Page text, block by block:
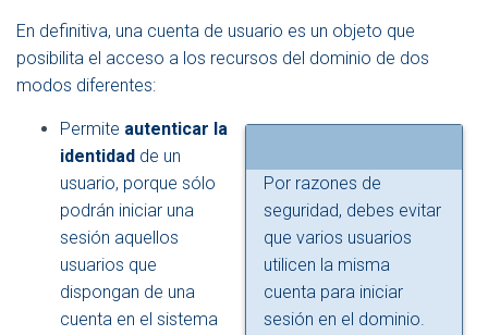
En definitiva, una cuenta de usuario es un objeto que
posibilita el acceso a los recursos del dominio de dos
modos diferentes:
Por razones de
seguridad, debes evitar
que varios usuarios
utilicen la misma
cuenta para iniciar
sesión en el dominio.
Permite autenticar la
identidad de un
usuario, porque sólo
podrán iniciar una
sesión aquellos
usuarios que
dispongan de una
cuenta en el sistema